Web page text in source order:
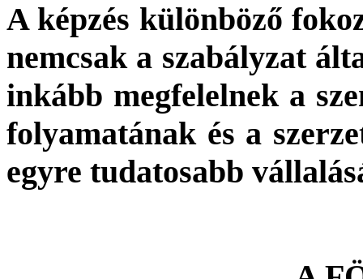
A képzés különböző
nemcsak a szabályzat
inkább megfelelnek a
folyamatának és a
egyre tudatosabb